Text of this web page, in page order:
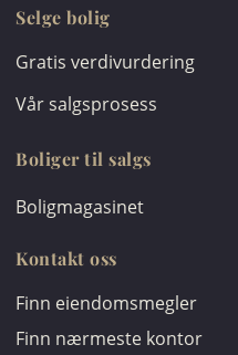
Selge bolig
Gratis verdivurdering
Vår salgsprosess
Boliger til salgs
Boligmagasinet
Kontakt oss
Finn eiendomsmegler
Finn nærmeste kontor